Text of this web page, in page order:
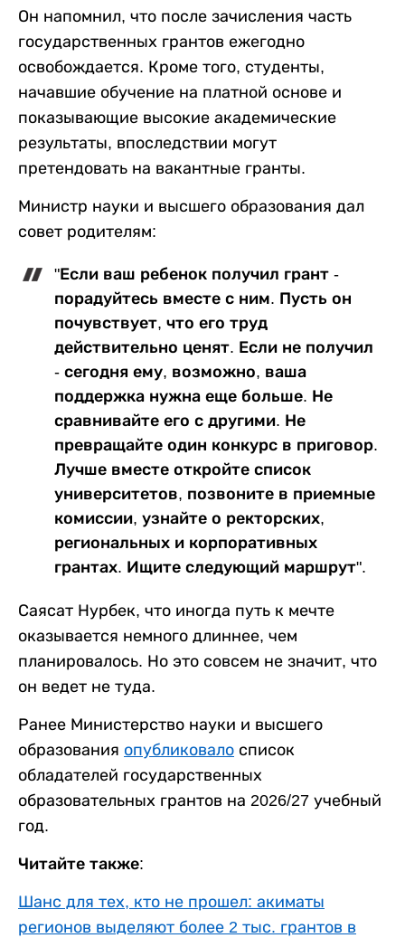
Он напомнил, что после зачисления часть
государственных грантов ежегодно
освобождается. Кроме того, студенты,
начавшие обучение на платной основе и
показывающие высокие академические
результаты, впоследствии могут
претендовать на вакантные гранты.
Министр науки и высшего образования дал
совет родителям:
"Если ваш ребенок получил грант -
порадуйтесь вместе с ним. Пусть он
почувствует, что его труд
действительно ценят. Если не получил
- сегодня ему, возможно, ваша
поддержка нужна еще больше. Не
сравнивайте его с другими. Не
превращайте один конкурс в приговор.
Лучше вместе откройте список
университетов, позвоните в приемные
комиссии, узнайте о ректорских,
региональных и корпоративных
грантах. Ищите следующий маршрут".
Саясат Нурбек, что иногда путь к мечте
оказывается немного длиннее, чем
планировалось. Но это совсем не значит, что
он ведет не туда.
Ранее Министерство науки и высшего
образования опубликовало список
обладателей государственных
образовательных грантов на 2026/27 учебный
год.
Читайте также:
Шанс для тех, кто не прошел: акиматы
регионов выделяют более 2 тыс. грантов в